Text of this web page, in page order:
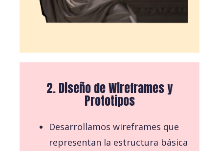
2. Diseño de Wireframes y
Prototipos
Desarrollamos wireframes que
representan la estructura básica